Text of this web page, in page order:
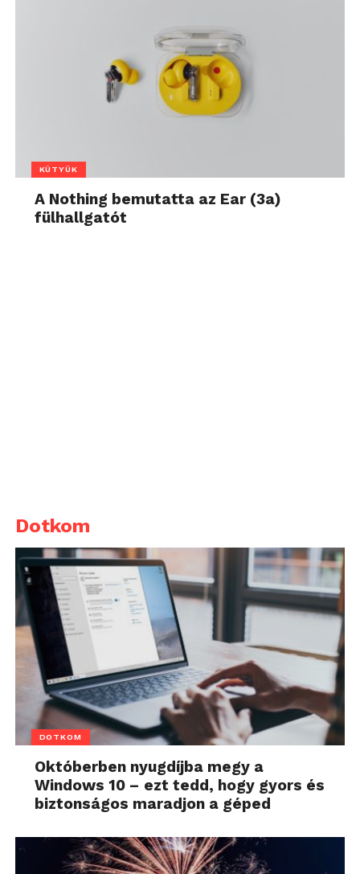
KÜTYÜK
A Nothing bemutatta az Ear (3a)
fülhallgatót
Dotkom
DOTKOM
Októberben nyugdíjba megy a
Windows 10 – ezt tedd, hogy gyors és
biztonságos maradjon a géped